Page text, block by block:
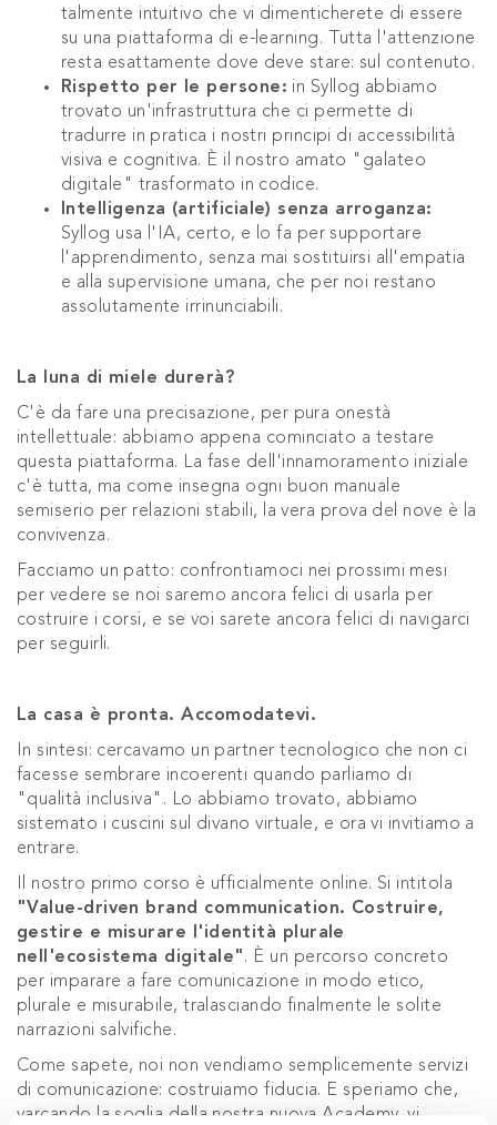
talmente intuitivo che vi dimenticherete di essere
su una piattaforma di e-learning. Tutta l'attenzione
resta esattamente dove deve stare: sul contenuto.
Rispetto per le persone: in Syllog abbiamo
trovato un'infrastruttura che ci permette di
tradurre in pratica i nostri principi di accessibilità
visiva e cognitiva. È il nostro amato "galateo
digitale" trasformato in codice.
Intelligenza (artificiale) senza arroganza:
Syllog usa l'IA, certo, e lo fa per supportare
l'apprendimento, senza mai sostituirsi all'empatia
e alla supervisione umana, che per noi restano
assolutamente irrinunciabili.
La luna di miele durerà?
C'è da fare una precisazione, per pura onestà
intellettuale: abbiamo appena cominciato a testare
questa piattaforma. La fase dell'innamoramento iniziale
c'è tutta, ma come insegna ogni buon manuale
semiserio per relazioni stabili, la vera prova del nove è la
convivenza.
Facciamo un patto: confrontiamoci nei prossimi mesi
per vedere se noi saremo ancora felici di usarla per
costruire i corsi, e se voi sarete ancora felici di navigarci
per seguirli.
La casa è pronta. Accomodatevi.
In sintesi: cercavamo un partner tecnologico che non ci
facesse sembrare incoerenti quando parliamo di
"qualità inclusiva". Lo abbiamo trovato, abbiamo
sistemato i cuscini sul divano virtuale, e ora vi invitiamo a
entrare.
Il nostro primo corso è ufficialmente online. Si intitola
"Value-driven brand communication. Costruire,
gestire e misurare l'identità plurale
nell'ecosistema digitale". È un percorso concreto
per imparare a fare comunicazione in modo etico,
plurale e misurabile, tralasciando finalmente le solite
narrazioni salvifiche.
Come sapete, noi non vendiamo semplicemente servizi
di comunicazione: costruiamo fiducia. E speriamo che,
varcando la soglia della nostra nuova Academy, vi